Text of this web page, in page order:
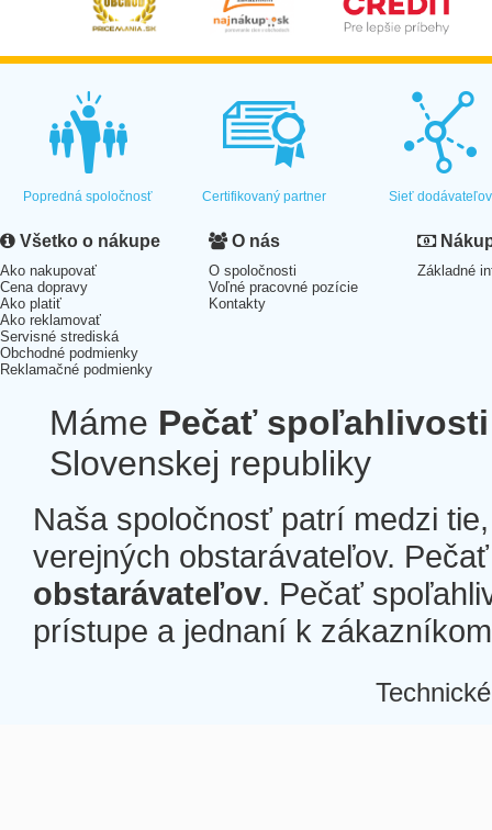
Popredná spoločnosť Certifikovaný partner Sieť dodávateľov
Všetko o nákupe
Ako nakupovať
Cena dopravy
Ako platiť
Ako reklamovať
Servisné strediská
Obchodné podmienky
Reklamačné podmienky
O nás
O spoločnosti
Voľné pracovné pozície
Kontakty
Základné
Máme Pečať spoľahlivosti
Slovenskej republiky
Naša spoločnosť patrí medzi
verejných obstarávateľov.
obstarávateľov. Pečať
prístupe a jednaní k